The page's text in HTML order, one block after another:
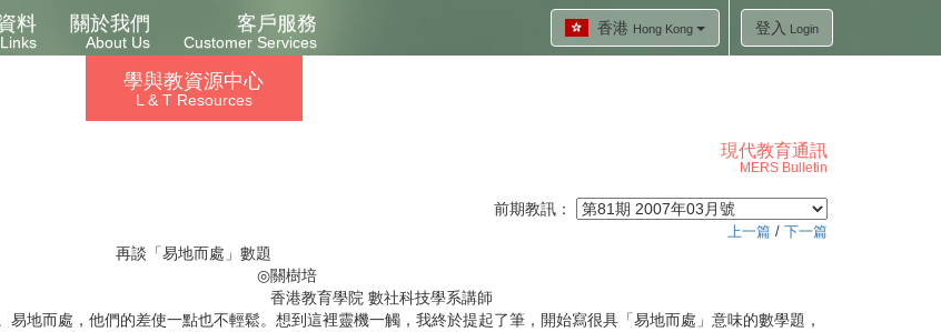
香港 Hong Kong 登入 Login
料 關於我們
About Us
客戶服務
Customer Services
學與教資源中心
L & T Resources
現代教育通訊
MERS Bulletin
前期教訊：
上一篇 / 下一篇
再談「易地而處」數題
◎關樹培
香港教育學院 數社科技學系講師
地而處，他們的差使一點也不輕鬆。想到這裡靈機一觸，我終於提起了筆，開始寫很具「易地而處」意味的數學題，